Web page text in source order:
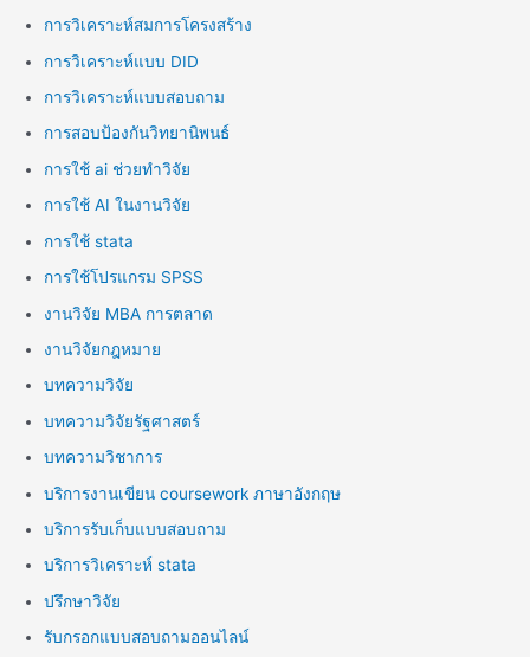
การวิเคราะห์สมการโครงสร้าง
การวิเคราะห์แบบ DID
การวิเคราะห์แบบสอบถาม
การสอบป้องกันวิทยานิพนธ์
การใช้ ai ช่วยทำวิจัย
การใช้ AI ในงานวิจัย
การใช้ stata
การใช้โปรแกรม SPSS
งานวิจัย MBA การตลาด
งานวิจัยกฎหมาย
บทความวิจัย
บทความวิจัยรัฐศาสตร์
บทความวิชาการ
บริการงานเขียน coursework ภาษาอังกฤษ
บริการรับเก็บแบบสอบถาม
บริการวิเคราะห์ stata
ปรึกษาวิจัย
รับกรอกแบบสอบถามออนไลน์